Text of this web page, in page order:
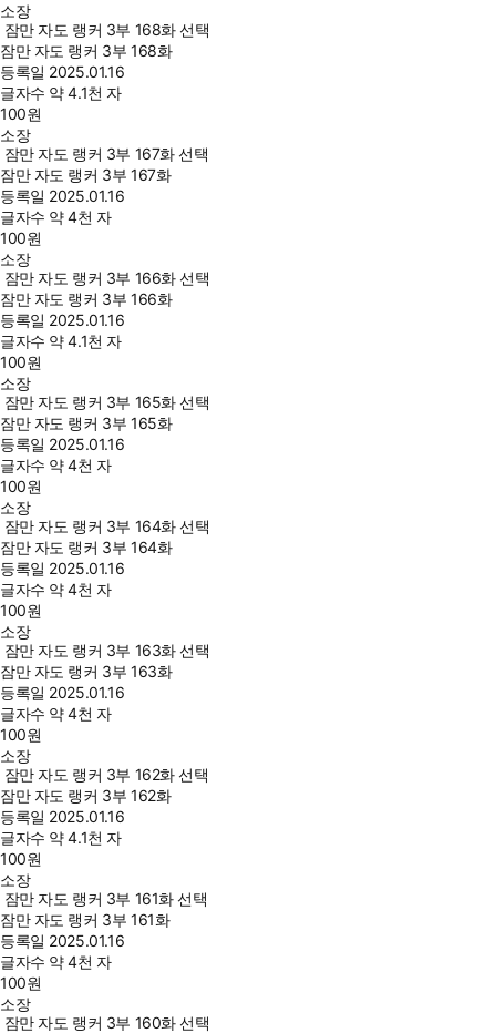
소장
잠만 자도 랭커 3부 168화 선택
잠만 자도 랭커 3부 168화
등록일 2025.01.16
글자수 약 4.1천 자
100원
소장
잠만 자도 랭커 3부 167화 선택
잠만 자도 랭커 3부 167화
등록일 2025.01.16
글자수 약 4천 자
100원
소장
잠만 자도 랭커 3부 166화 선택
잠만 자도 랭커 3부 166화
등록일 2025.01.16
글자수 약 4.1천 자
100원
소장
잠만 자도 랭커 3부 165화 선택
잠만 자도 랭커 3부 165화
등록일 2025.01.16
글자수 약 4천 자
100원
소장
잠만 자도 랭커 3부 164화 선택
잠만 자도 랭커 3부 164화
등록일 2025.01.16
글자수 약 4천 자
100원
소장
잠만 자도 랭커 3부 163화 선택
잠만 자도 랭커 3부 163화
등록일 2025.01.16
글자수 약 4천 자
100원
소장
잠만 자도 랭커 3부 162화 선택
잠만 자도 랭커 3부 162화
등록일 2025.01.16
글자수 약 4.1천 자
100원
소장
잠만 자도 랭커 3부 161화 선택
잠만 자도 랭커 3부 161화
등록일 2025.01.16
글자수 약 4천 자
100원
소장
잠만 자도 랭커 3부 160화 선택